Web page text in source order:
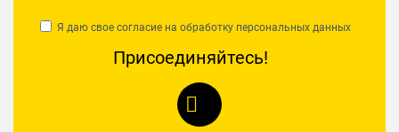
Я даю свое согласие на обработку персональных данных
Присоединяйтесь!